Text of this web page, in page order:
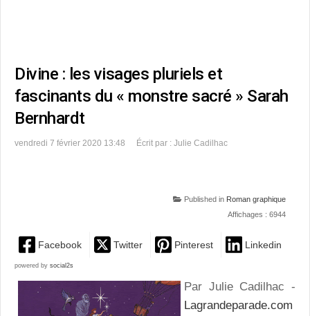
Divine : les visages pluriels et
fascinants du « monstre sacré » Sarah
Bernhardt
vendredi 7 février 2020 13:48 Écrit par : Julie Cadilhac
Published in Roman graphique
Affichages : 6944
Facebook Twitter Pinterest Linkedin
powered by social2s
Par Julie Cadilhac -
Lagrandeparade.com